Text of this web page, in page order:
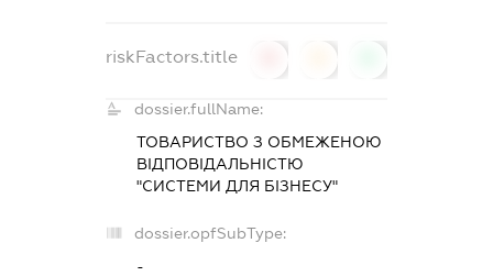
riskFactors.title
dossier.fullName:
ТОВАРИСТВО З ОБМЕЖЕНОЮ
ВІДПОВІДАЛЬНІСТЮ
"СИСТЕМИ ДЛЯ БІЗНЕСУ"
dossier.opfSubType:
-